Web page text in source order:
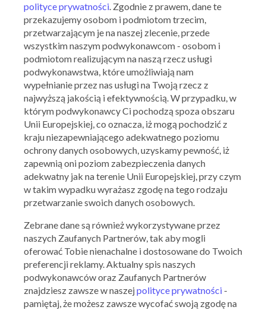
Supeco
Kupony, zniżki, promocje
Ocena:
+ Dodaj kupon
APLIKACJA NA TELEFON
polityce prywatności. Zgodnie z prawem, dane te
przekazujemy osobom i podmiotom trzecim,
przetwarzającym je na naszej zlecenie, przede
wszystkim naszym podwykonawcom - osobom i
podmiotom realizującym na naszą rzecz usługi
podwykonawstwa, które umożliwiają nam
wypełnianie przez nas usługi na Twoją rzecz z
najwyższą jakością i efektywnością. W przypadku, w
którym podwykonawcy Ci pochodzą spoza obszaru
Unii Europejskiej, co oznacza, iż mogą pochodzić z
kraju niezapewniającego adekwatnego poziomu
ochrony danych osobowych, uzyskamy pewność, iż
zapewnią oni poziom zabezpieczenia danych
adekwatny jak na terenie Unii Europejskiej, przy czym
w takim wypadku wyrażasz zgodę na tego rodzaju
przetwarzanie swoich danych osobowych.
Zebrane dane są również wykorzystywane przez
naszych Zaufanych Partnerów, tak aby mogli
oferować Tobie nienachalne i dostosowane do Twoich
preferencji reklamy. Aktualny spis naszych
podwykonawców oraz Zaufanych Partnerów
znajdziesz zawsze w naszejpolityce prywatności -
pamiętaj, że możesz zawsze wycofać swoją zgodę na